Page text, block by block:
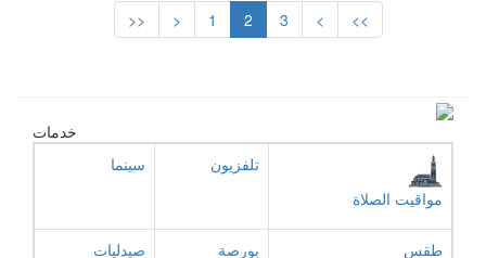
<< < 1 2 3 > >>
خدمات
مواقيت الصلاة
تلفزيون سينما
طقس بورصة صيدليات